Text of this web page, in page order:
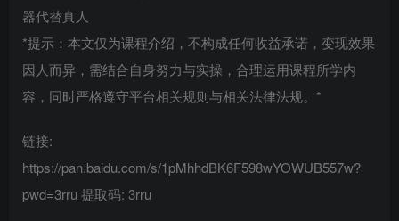
器代替真人
*提示：本文仅为课程介绍，不构成任何收益承诺，变现效果
因人而异，需结合自身努力与实操，合理运用课程所学内
容，同时严格遵守平台相关规则与相关法律法规。*
链接:
https://pan.baidu.com/s/1pMhhdBK6F598wYOWUB557w?
pwd=3rru 提取码: 3rru